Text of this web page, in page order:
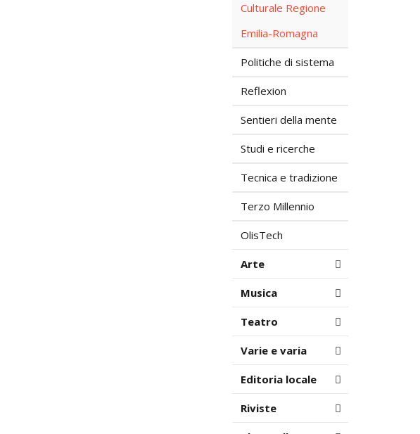
Culturale Regione
Emilia-Romagna
Politiche di sistema
Reflexion
Sentieri della mente
Studi e ricerche
Tecnica e tradizione
Terzo Millennio
OlisTech
Arte
Musica
Teatro
Varie e varia
Editoria locale
Riviste